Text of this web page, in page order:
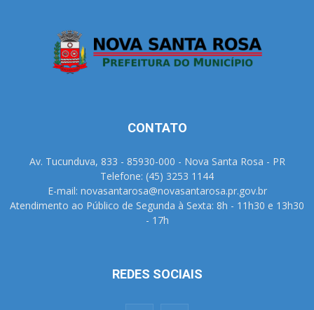
CONTATO
Av. Tucunduva, 833 - 85930-000 - Nova Santa Rosa - PR
Telefone: (45) 3253 1144
E-mail: novasantarosa@novasantarosa.pr.gov.br
Atendimento ao Público de Segunda à Sexta: 8h - 11h30 e 13h30
- 17h
REDES SOCIAIS